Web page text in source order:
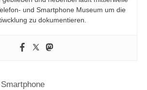
und Smartphone Museum um die
zu dokumentieren.
Smartphone